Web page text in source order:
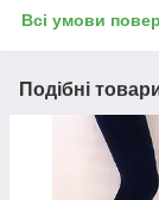
Всі умови
Подібні